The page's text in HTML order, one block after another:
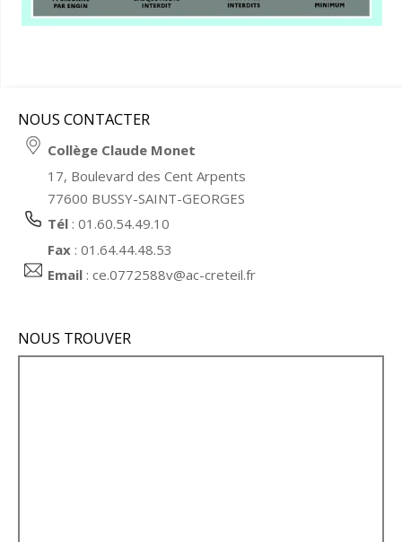
NOUS CONTACTER
Collège Claude Monet
17, Boulevard des Cent Arpents
77600 BUSSY-SAINT-GEORGES
Tél : 01.60.54.49.10
Fax : 01.64.44.48.53
Email :ce.0772588v@ac-creteil.fr
NOUS TROUVER